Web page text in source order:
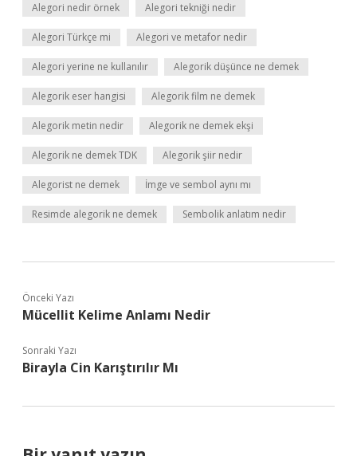
Alegori nedir örnek Alegori tekniği nedir
Alegori Türkçe mi Alegori ve metafor nedir
Alegori yerine ne kullanılır Alegorik düşünce ne demek
Alegorik eser hangisi Alegorik film ne demek
Alegorik metin nedir Alegorik ne demek ekşi
Alegorik ne demek TDK Alegorik şiir nedir
Alegorist ne demek İmge ve sembol aynı mı
Resimde alegorik ne demek Sembolik anlatım nedir
Önceki Yazı
Mücellit Kelime Anlamı Nedir
Sonraki Yazı
Birayla Cin Karıştırılır Mı